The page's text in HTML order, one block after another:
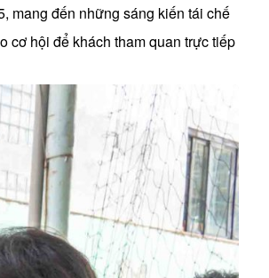
mang đến những sáng kiến tái chế
cơ hội để khách tham quan trực tiếp